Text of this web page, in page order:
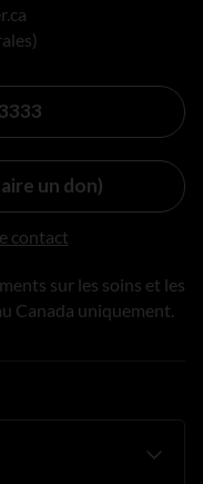
un don)
contact
sur les soins et les
Canada uniquement.